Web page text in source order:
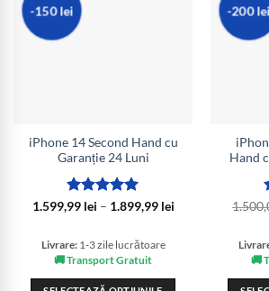
-150 lei
iPhone 14 Second Hand cu
Garanție 24 Luni
Evaluat la
1.599,99 lei – 1.899,99 leiInterval
1.899,99 lei
Livrare:1-3 zile lucrătoare
🚚 Transport Gratuit
-200 lei
Hand
🚚